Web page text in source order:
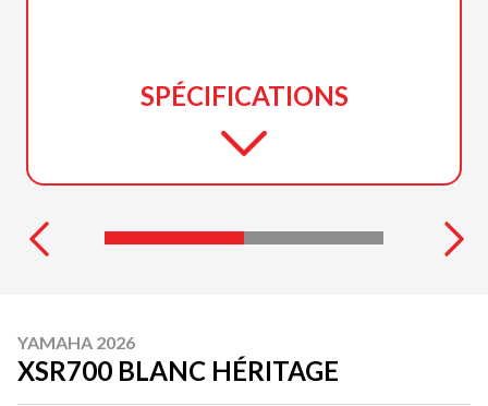
SPÉCIFICATIONS
YAMAHA 2026
XSR700 BLANC HÉRITAGE